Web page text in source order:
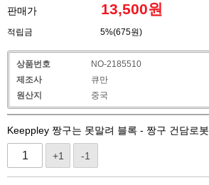
판매가
13,500원
적립금 5%(675원)
상품번호
NO-2185510
제조사
큐만
원산지
중국
Keeppley 짱구는 못말려 블록 - 짱구 건담로봇
+1 -1